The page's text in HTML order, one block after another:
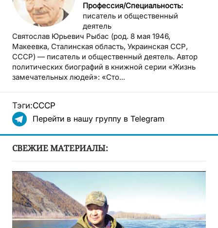
Профессия/Специальность:
писатель и общественный
деятель
Святослав Юрьевич Рыбас (род. 8 мая 1946,
Макеевка, Сталинская область, Украинская ССР,
СССР) — писатель и общественный деятель. Автор
политических биографий в книжной серии «Жизнь
замечательных людей»: «Сто...
Тэги:СССР
Перейти в нашу группу в Telegram
СВЕЖИЕ МАТЕРИАЛЫ: